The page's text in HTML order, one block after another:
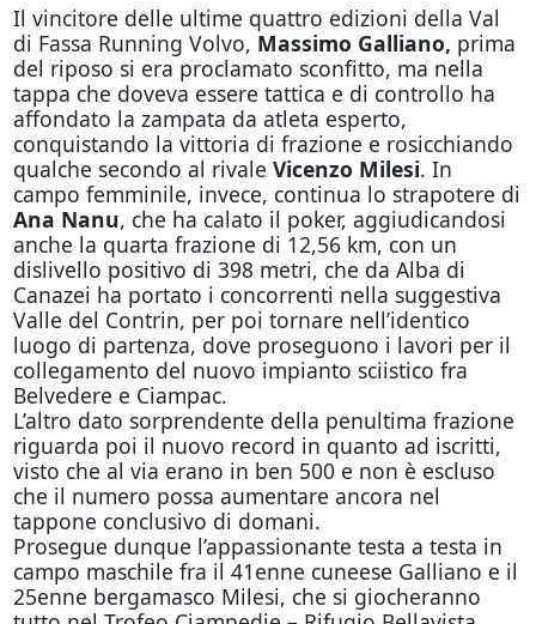
Il vincitore delle ultime quattro edizioni della Val
di Fassa Running Volvo, Massimo Galliano, prima
del riposo si era proclamato sconfitto, ma nella
tappa che doveva essere tattica e di controllo ha
affondato la zampata da atleta esperto,
conquistando la vittoria di frazione e rosicchiando
qualche secondo al rivale Vicenzo Milesi. In
campo femminile, invece, continua lo strapotere di
Ana Nanu, che ha calato il poker, aggiudicandosi
anche la quarta frazione di 12,56 km, con un
dislivello positivo di 398 metri, che da Alba di
Canazei ha portato i concorrenti nella suggestiva
Valle del Contrin, per poi tornare nell’identico
luogo di partenza, dove proseguono i lavori per il
collegamento del nuovo impianto sciistico fra
Belvedere e Ciampac.
L’altro dato sorprendente della penultima frazione
riguarda poi il nuovo record in quanto ad iscritti,
visto che al via erano in ben 500 e non è escluso
che il numero possa aumentare ancora nel
tappone conclusivo di domani.
Prosegue dunque l’appassionante testa a testa in
campo maschile fra il 41enne cuneese Galliano e il
25enne bergamasco Milesi, che si giocheranno